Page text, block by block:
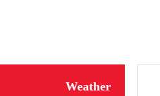
Weather